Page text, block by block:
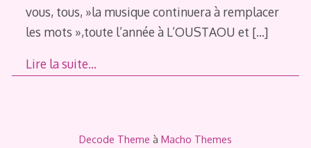
vous, tous, »la musique continuera à remplacer
les mots »,toute l’année à L’OUSTAOU et […]
Lire la suite…
Decode Theme à Macho Themes